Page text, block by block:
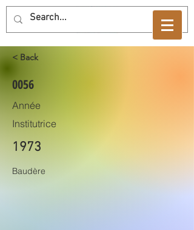
< Back
0056
Année
Institutrice
1973
Baudère